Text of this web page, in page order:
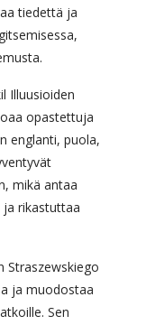
tiedettä ja
Illuusioiden
opastettuja
englanti, puola,
mikä antaa
rikastuttaa
Straszewskiego
ja muodostaa
Sen